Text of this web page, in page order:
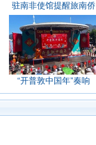
驻南非使馆提醒旅南侨
“开普敦中国年”奏响